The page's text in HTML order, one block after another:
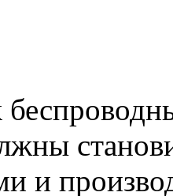
и